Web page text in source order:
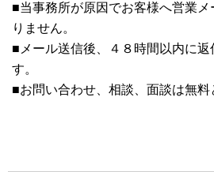
■当事務所が原因でお客様へ営業
りません。
■メール送信後、４８時間以内に返
す。
■お問い合わせ、相談、面談は無料